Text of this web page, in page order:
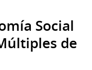
Social
de